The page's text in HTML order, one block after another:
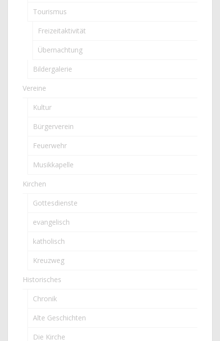
Tourismus
Freizeitaktivität
Übernachtung
Bildergalerie
Vereine
Kultur
Bürgerverein
Feuerwehr
Musikkapelle
Kirchen
Gottesdienste
evangelisch
katholisch
Kreuzweg
Historisches
Chronik
Alte Geschichten
Die Kirche